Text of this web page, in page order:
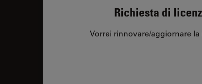
Richiesta di
Vorrei rinnovare/aggiornare la